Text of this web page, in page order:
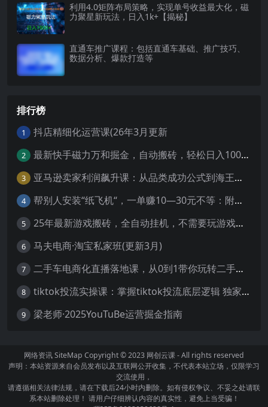
利用4.0矩阵布局策略，实现单号收益最大化，磁
力聚星新玩法，日入1k+【揭秘】
直通车推广课程：包括直通车基础、推广技巧、
数据分析、爆款打造等
排行榜
1 抖店精细化运营课(26年3月更新
2 最新快手磁力万和掘金，自动搬砖，轻松日入100-200，操作简单
3 亚马逊卖家利润飙升课：从品类成功公式到海王打法，让每个SKU都成爆款一路飙升(更新26年3月
4 帮别人安装“纸飞机“，一单赚10—30元不等：附：免费节点
5 25年最新游戏搬砖，全自动挂机，不需要玩游戏，单手机操作日入300+
6 马夫电商·淘宝私家班(更新3月)
7 二手车电商化直播落地课，从0到1带你玩转二手车直播
8 tiktok投流实操课：掌握tiktok投流底层逻辑 独家TK投流玩法
9 梁老师·2025YouTuBe运营掘金指南
网络资讯SiteMap Copyright © 2023 网创云课- All rights reserved
声明：本站资源来自会员发布以及互联网公开收集，不代表本站立场，仅限学习
交流使用，
请遵循相关法律法规，请在下载后24小时内删除。如有侵权争议、不妥之处请联
系本站删除处理！ 请用户仔细辨认内容的真实性，避免上当受骗！